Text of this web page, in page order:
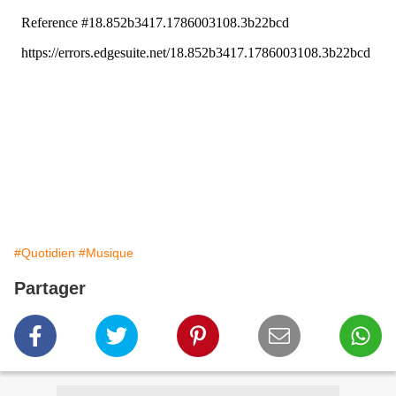
#Quotidien #Musique
Partager